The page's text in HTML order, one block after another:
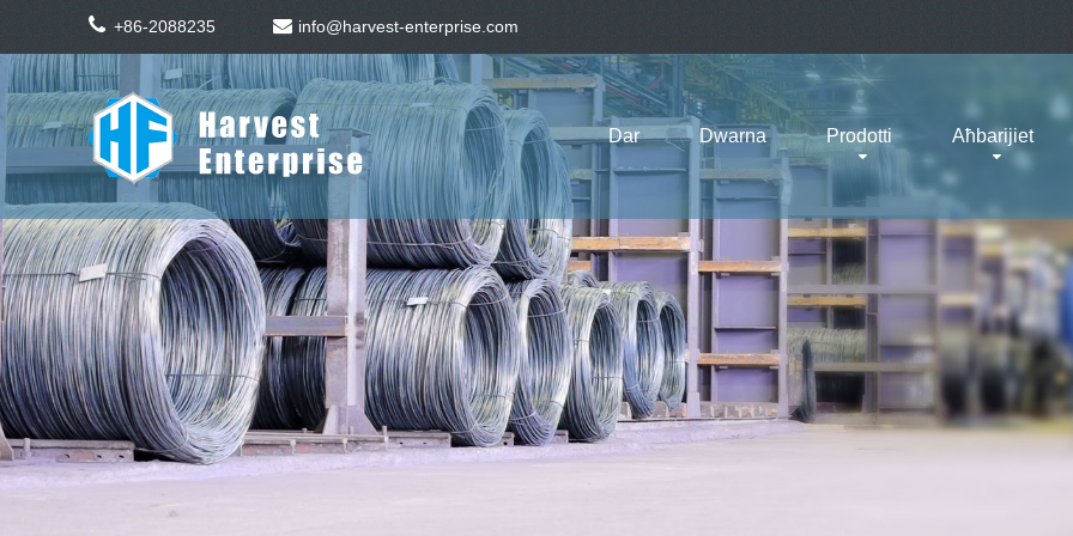
+86-2088235 info@harvest-enterprise.com
Dar Dwarna Prodotti Aħbarijiet